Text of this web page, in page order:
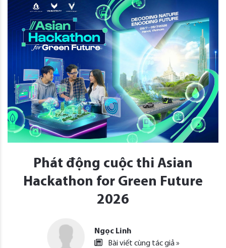
Phát động cuộc thi Asian
Hackathon for Green Future
2026
Ngọc Linh
Bài viết cùng tác giả »